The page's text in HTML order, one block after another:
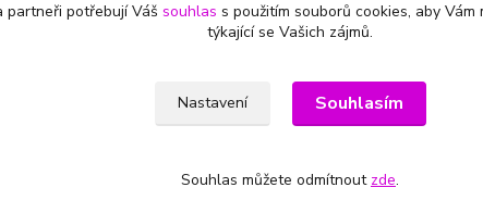
partneři potřebují Váš souhlas s použitím souborů cookies, aby
týkající se Vašich zájmů.
Nastavení Souhlasím
Souhlas můžete odmítnout zde.